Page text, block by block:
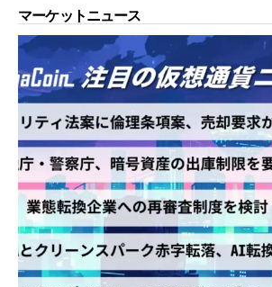
マーケットニュース